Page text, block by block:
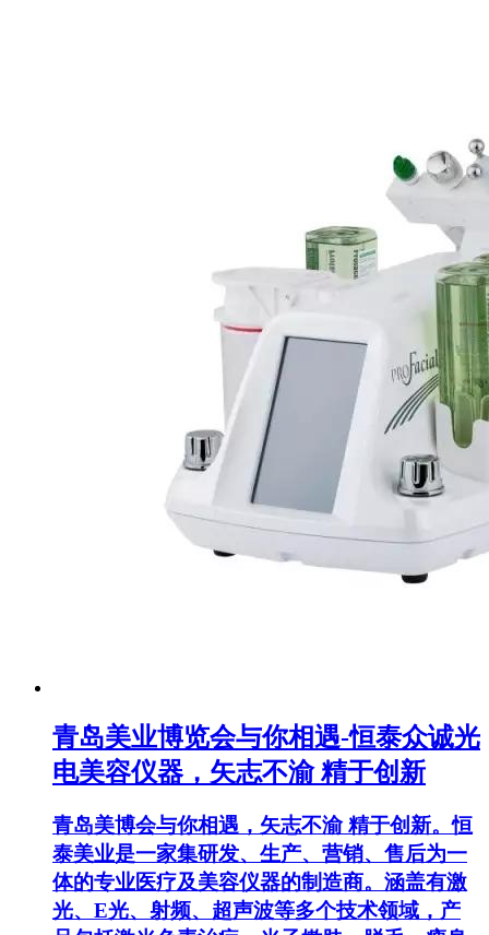
青岛美业博览会与你相遇-恒泰众诚光
电美容仪器，矢志不渝 精于创新
青岛美博会与你相遇，矢志不渝 精于创新。恒
泰美业是一家集研发、生产、营销、售后为一
体的专业医疗及美容仪器的制造商。涵盖有激
光、E光、射频、超声波等多个技术领域，产